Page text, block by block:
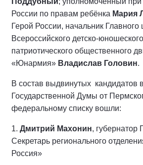
России по правам ребёнка Мария
Герой России, начальник Главного
Всероссийского детско-
патриотического общественного
«Юнармия» Владислав Головин.
В состав выдвинутых кандидатов
Государственной Думы от
федеральному списку вошли:
1. Дмитрий Махонин, губернатор
Секретарь регионального
Россия»